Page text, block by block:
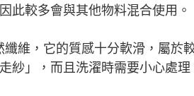
此較多會與其他物料混合使用。
維，它的質感十分軟滑，屬於
紗」，而且洗濯時需要小心處